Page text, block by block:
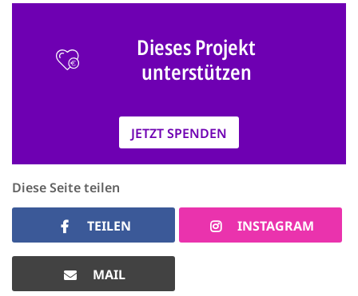
Dieses Projekt
unterstützen
JETZT SPENDEN
Diese Seite teilen
TEILEN INSTAGRAM
MAIL